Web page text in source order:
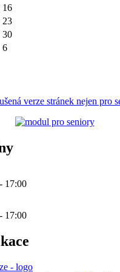
16
23
30
6
verze stránek nejen pro
17:00
17:00